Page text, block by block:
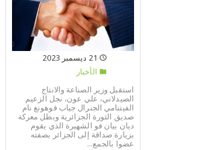
الأخبار
استقبل وزير الصناعة والانتاج
الصيدلاني، علي عون، نجل الزعيم
الفيتنامي الجنرال جياب فوهونغ نام
صديق الثورة الجزائرية وبطل معركة
ديان بيان فو الشهيرة الذي يقوم
بزيارة صداقة إلى الجزائر بصفته
عضوا بالجمع...